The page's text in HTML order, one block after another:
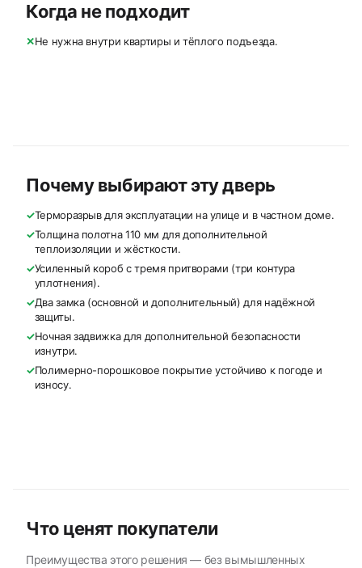
Когда не подходит
✕Не нужна внутри квартиры и тёплого подъезда.
Почему выбирают эту дверь
✓Терморазрыв для эксплуатации на улице и в частном доме.
✓Толщина полотна 110 мм для дополнительной
теплоизоляции и жёсткости.
✓Усиленный короб с тремя притворами (три контура
уплотнения).
✓Два замка (основной и дополнительный) для надёжной
защиты.
✓Ночная задвижка для дополнительной безопасности
изнутри.
✓Полимерно-порошковое покрытие устойчиво к погоде и
износу.
Что ценят покупатели
Преимущества этого решения — без вымышленных